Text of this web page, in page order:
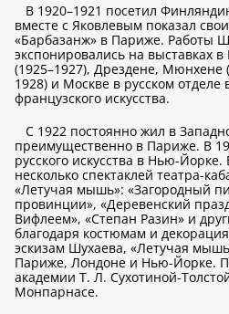
В 1920–1921 посетил
вместе с Яковлевым показал
«Барбазанж» в Париже. Работы
экспонировались на выставках
(1925–1927), Дрездене, Мюнхене
1928) и Москве в русском отделе
французского искусства.
С 1922 постоянно жил в
преимущественно в Париже. В
русского искусства в Нью-
несколько спектаклей театра-
«Летучая мышь»: «Загородный
провинции», «Деревенский
Вифлеем», «Степан Разин» и
благодаря костюмам и
эскизам Шухаева, «Летучая
Париже, Лондоне и Нью-Йорке.
академии Т. Л. Сухотиной-
Монпарнасе.